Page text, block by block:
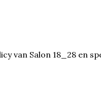
Salon 18_28 en